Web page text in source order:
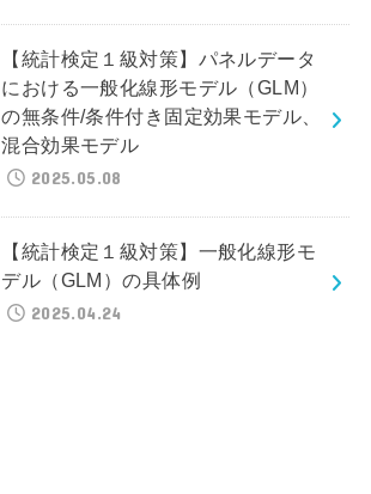
【統計検定１級対策】パネルデータ
における一般化線形モデル（GLM）
の無条件/条件付き固定効果モデル、
混合効果モデル
2025.05.08
【統計検定１級対策】一般化線形モ
デル（GLM）の具体例
2025.04.24